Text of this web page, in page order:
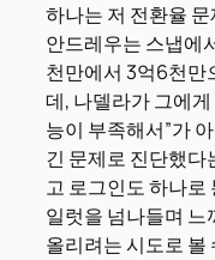
하나는 저 전환율
안드레우는 스냅에
천만에서 3억6천만
데, 나델라가 그에게
능이 부족해서”가
긴 문제로 진단했다
고 로그인도 하나로
일럿을 넘나들며 느
올리려는 시도로 볼